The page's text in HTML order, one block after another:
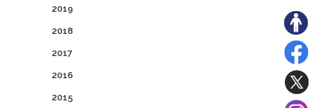
2019
2018
2017
2016
2015